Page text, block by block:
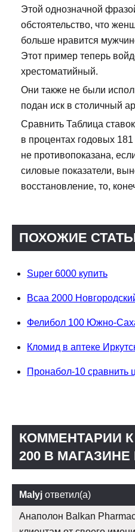
Этой однозначной
обстоятельство, что
больше нравится
Этот пример теперь
хрестоматийный.
Они также не были
подан иск в столичный
Сравнить Таблица
в процентах годовых
не противопоказана,
силовые показатели,
восстановление, то,
ПОХОЖИЕ
Super 6000 купить
Bcaa 2000
Фелибол 100 Южно-
Кломид в аптеке
Пронабол-10 сравнить
КОММЕНТАРИИ
200 В
Malyj ответил(а)
Анаполон Balkan